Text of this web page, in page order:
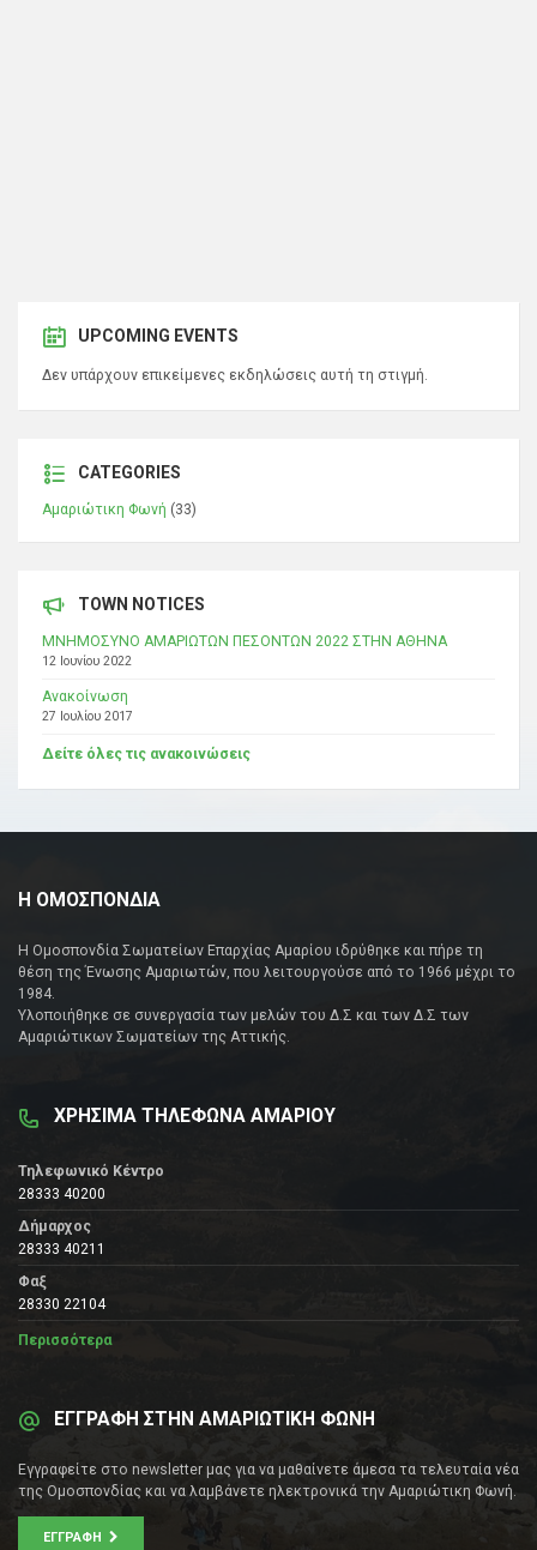
UPCOMING EVENTS
Δεν υπάρχουν επικείμενες εκδηλώσεις αυτή τη στιγμή.
CATEGORIES
Αμαριώτικη Φωνή (33)
TOWN NOTICES
ΜΝΗΜΟΣΥΝΟ ΑΜΑΡΙΩΤΩΝ ΠΕΣΟΝΤΩΝ 2022 ΣΤΗΝ ΑΘΗΝΑ
12 Ιουνίου 2022
Ανακοίνωση
27 Ιουλίου 2017
Δείτε όλες τις ανακοινώσεις
Η ΟΜΟΣΠΟΝΔΙΑ
Η Ομοσπονδία Σωματείων Επαρχίας Αμαρίου ιδρύθηκε και πήρε τη
θέση της Ένωσης Αμαριωτών, που λειτουργούσε από το 1966 μέχρι το
1984.
Υλοποιήθηκε σε συνεργασία των μελών του Δ.Σ και των Δ.Σ των
Αμαριώτικων Σωματείων της Αττικής.
ΧΡΗΣΙΜΑ ΤΗΛΕΦΩΝΑ ΑΜΑΡΙΟΥ
Τηλεφωνικό Κέντρο
28333 40200
Δήμαρχος
28333 40211
Φαξ
28330 22104
Περισσότερα
ΕΓΓΡΑΦΗ ΣΤΗΝ ΑΜΑΡΙΩΤΙΚΗ ΦΩΝΗ
Εγγραφείτε στο newsletter μας για να μαθαίνετε άμεσα τα τελευταία νέα
της Ομοσπονδίας και να λαμβάνετε ηλεκτρονικά την Αμαριώτικη Φωνή.
ΕΓΓΡΑΦΉ